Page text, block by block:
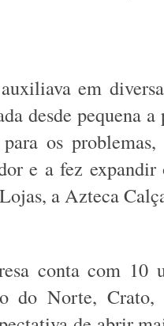
em
desde pequena
os
e a fez
a Azteca
conta com 10
do Norte,